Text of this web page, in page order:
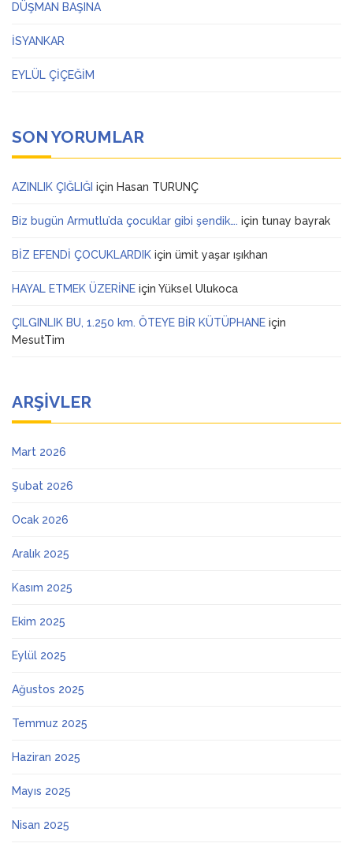
DÜŞMAN BAŞINA
İSYANKAR
EYLÜL ÇİÇEĞİM
SON YORUMLAR
AZINLIK ÇIĞLIĞI için Hasan TURUNÇ
Biz bugün Armutlu’da çocuklar gibi şendik…. için tunay bayrak
BİZ EFENDİ ÇOCUKLARDIK için ümit yaşar ışıkhan
HAYAL ETMEK ÜZERİNE için Yüksel Ulukoca
ÇILGINLIK BU, 1.250 km. ÖTEYE BİR KÜTÜPHANE için
MesutTim
ARŞIVLER
Mart 2026
Şubat 2026
Ocak 2026
Aralık 2025
Kasım 2025
Ekim 2025
Eylül 2025
Ağustos 2025
Temmuz 2025
Haziran 2025
Mayıs 2025
Nisan 2025